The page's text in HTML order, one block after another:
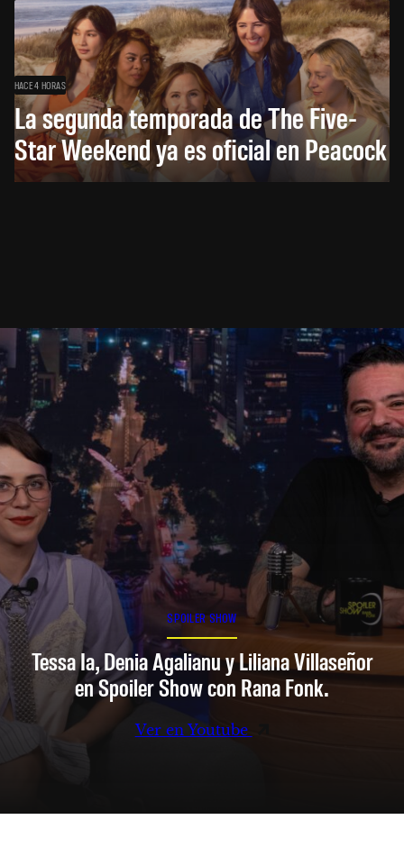
HACE 4 HORAS
La segunda temporada de The Five-
Star Weekend ya es oficial en Peacock
SPOILER SHOW
Tessa Ia, Denia Agalianu y Liliana Villaseñor
en Spoiler Show con Rana Fonk.
Ver en Youtube